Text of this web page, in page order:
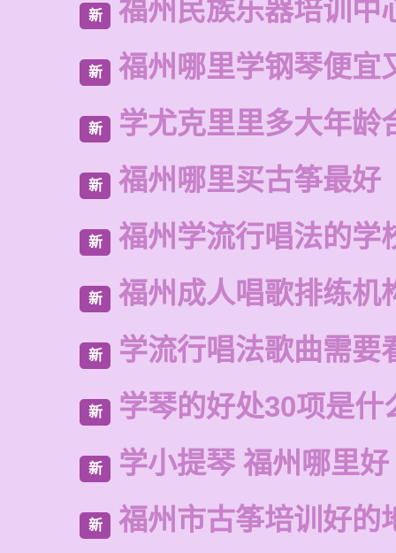
新 福州民族乐器培训中
新 福州哪里学钢琴便宜
新 学尤克里里多大年龄
新 福州哪里买古筝最好
新 福州学流行唱法的学
新 福州成人唱歌排练机
新 学流行唱法歌曲需要
新 学琴的好处30项是什
新 学小提琴 福州哪里好
新 福州市古筝培训好的